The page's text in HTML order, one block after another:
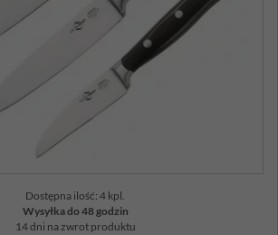
Dostępna ilość: 4 kpl.
Wysyłka do 48 godzin
14 dni na zwrot produktu